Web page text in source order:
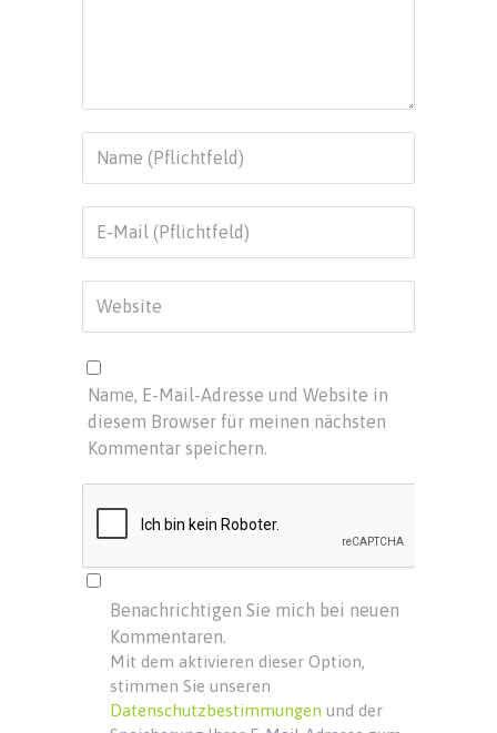
Name, E-Mail-Adresse und Website in
diesem Browser für meinen nächsten
Kommentar speichern.
Benachrichtigen Sie mich bei neuen
Kommentaren.
Mit dem aktivieren dieser Option,
stimmen Sie unseren
Datenschutzbestimmungen und der